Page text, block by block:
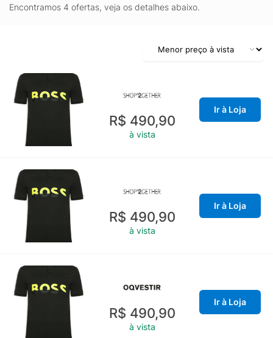
Encontramos 4 ofertas, veja os detalhes abaixo.
R$ 490,90
à vista
Ir à Loja
R$ 490,90
à vista
Ir à Loja
R$ 490,90
à vista
Ir à Loja